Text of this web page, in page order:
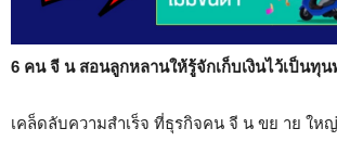
6 คน จี น สอนลูกหลานให้รู้จักเก็บเงินไว้เป็นทุน
เคล็ดลับความสำเร็จ ที่ธุรกิจคน จี น ขย าย ให